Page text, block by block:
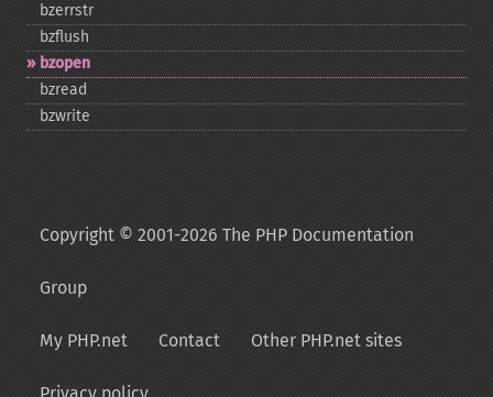
bzerrstr
bzflush
bzopen
bzread
bzwrite
Copyright © 2001-2026 The PHP Documentation
Group
My PHP.net Contact Other PHP.net sites